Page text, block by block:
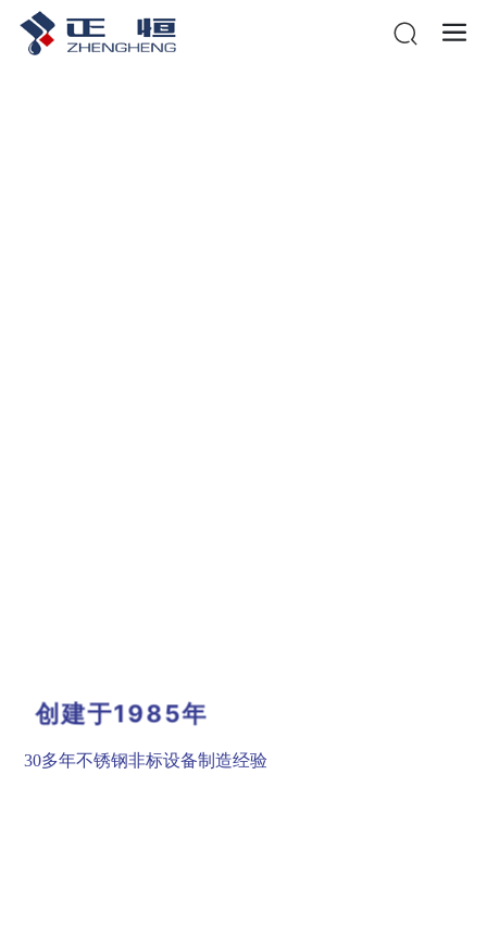
vnsr威尼斯城官网登入
创建于1985年
30多年不锈钢非标设备制造经验